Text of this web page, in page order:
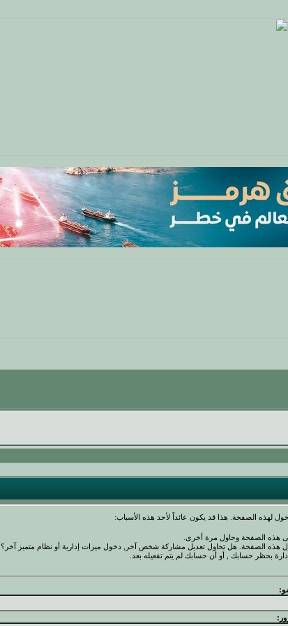
لهذه الصفحة. هذا قد يكون عائداً لأحد هذه الأسباب:
هذه الصفحة وحاول مرة أخرى.
هذه الصفحة. هل تحاول تعديل مشاركة شخص آخر, دخول ميزات إدارية أو نظام متميز آخر؟
بحظر حسابك , أو أن حسابك لم يتم تفعيله بعد.